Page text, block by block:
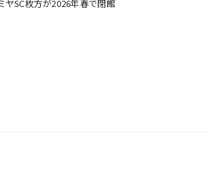
ヤSC枚方が2026年春で閉館